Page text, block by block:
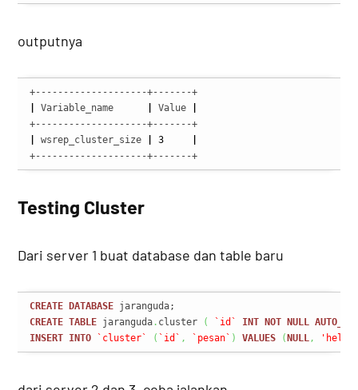
outputnya
Variable_name Value
wsrep_cluster_size 3
+--------------------+-------+
Testing Cluster
Dari server 1 buat database dan table baru
CREATE DATABASE
CREATE TABLE jaranguda . cluster ( `id` INT NOT NULL
INSERT INTO `cluster` ( `id` , `pesan` ) VALUES ( NULL,